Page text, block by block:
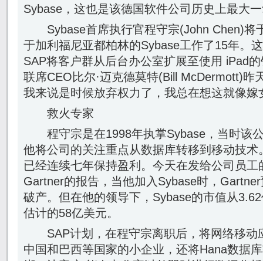
Sybase，这也是该德国软件公司历史上最大
Sybase首席执行官程守宗(John Chen)将
于加利福尼亚都柏林的Sybase工作了15年。
SAP将客户群从后台办公室扩展至使用 iPad
联席CEO比尔·迈克德莫特(Bill McDermott)昨
我来说是时候放弃权力了，我总在想这就像嫁
救火专家
程守宗是在1998年执掌Sybase，当时该
他将公司的关注重点从数据库转移到移动技
已经连续七年保持盈利。今天在发给公司员
Gartner的报告，当他加入Sybase时，
破产。但在他的领导下，Sybase的市值从
估计的58亿美元。
SAP计划，在程守宗离职后，将网络移动
中国和巴西等国家的小企业，还将Hana数据